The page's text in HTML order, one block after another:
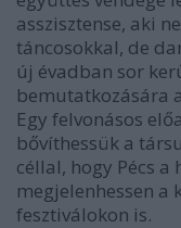
asszisztense, aki
táncosokkal, de
új évadban sor
bemutatkozására
Egy felvonásos
bővíthessük a
céllal, hogy Pécs
megjelenhessen a
fesztiválokon is.